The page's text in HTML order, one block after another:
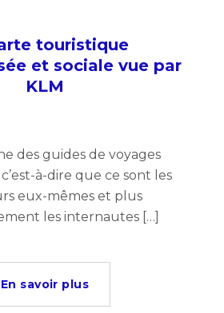
touristique
et sociale vue par
KLM
des guides de voyages
à-dire que ce sont les
eux-mêmes et plus
les internautes […]
En savoir plus